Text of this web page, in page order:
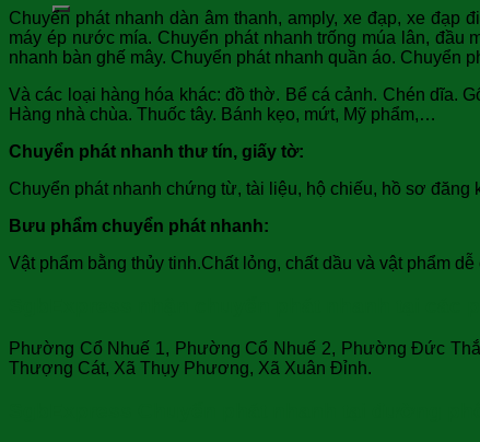
Chuyển phát nhanh dàn âm thanh, amply, xe đạp, xe đạp
máy ép nước mía. Chuyển phát nhanh trống múa lân, đầu
nhanh bàn ghế mây. Chuyển phát nhanh quần áo. Chuyển
Và các loại hàng hóa khác: đồ thờ. Bể cá cảnh. Chén dĩa.
Hàng nhà chùa. Thuốc tây. Bánh kẹo, mứt, Mỹ phẩm,…
Chuyển phát nhanh thư tín, giấy tờ:
Chuyển phát nhanh chứng từ, tài liệu, hộ chiếu, hồ sơ
Bưu phẩm chuyển phát nhanh:
Vật phẩm bằng thủy tinh.Chất lỏng, chất dầu và vật phẩm
Phường Cổ Nhuế 1, Phường Cổ Nhuế 2, Phường Đức
Thượng Cát, Xã Thụy Phương, Xã Xuân Đỉnh.